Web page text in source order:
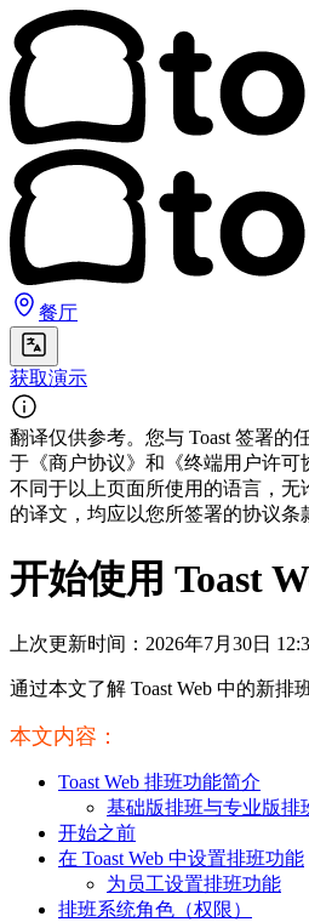
餐厅
获取演示
翻译仅供参考。您与 Toast 签署的
于《商户协议》和《终端用户许
不同于以上页面所使用的语言，
的译文，均应以您所签署的协议条
开始使用 Toast
上次更新时间：2026年7月30日
通过本文了解 Toast Web 中的新排
本文内容：
Toast Web 排班功能简介
基础版排班与专业版排
开始之前
在 Toast Web 中设置排班功能
为员工设置排班功能
排班系统角色（权限）